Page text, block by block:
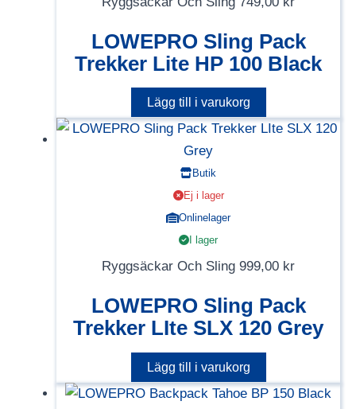
LOWEPRO Sling Pack
Trekker Lite HP 100 Black
Lägg till i varukorg
Butik
Ej i lager
Onlinelager
I lager
Ryggsäckar Och Sling 999,00 kr
LOWEPRO Sling Pack
Trekker LIte SLX 120 Grey
Lägg till i varukorg